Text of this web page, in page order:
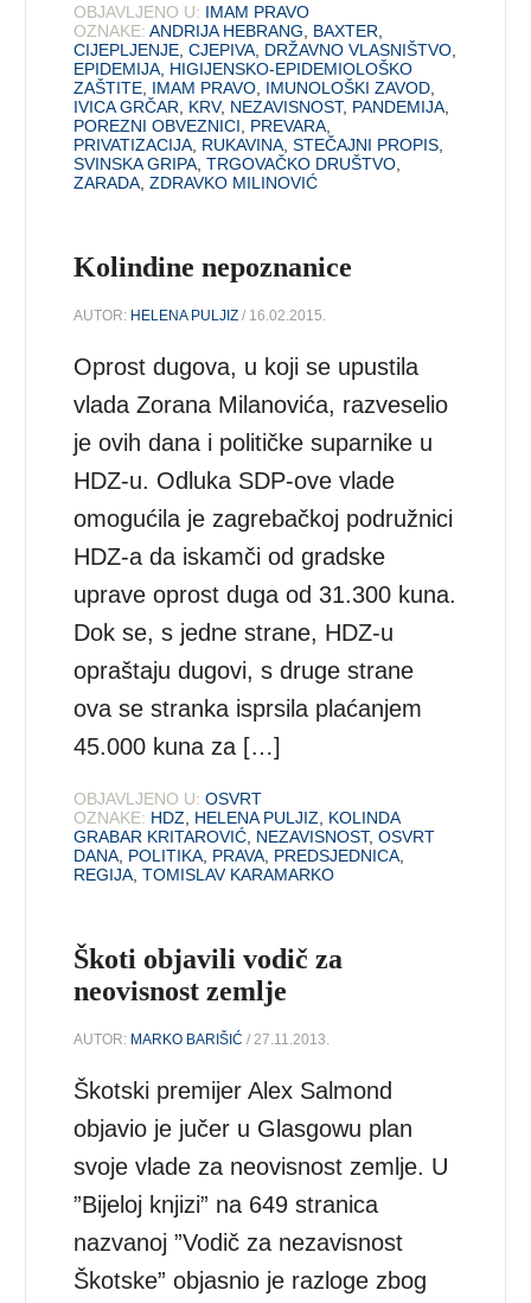
OBJAVLJENO U: IMAM PRAVO
OZNAKE: ANDRIJA HEBRANG BAXTER
CIJEPLJENJE ,CJEPIVA DRŽAVNO VLASNIŠTVO
EPIDEMIJA HIGIJENSKO-EPIDEMIOLOŠKO
ZAŠTITE IMAM PRAVO IMUNOLOŠKI ZAVOD
IVICA GRČAR
KRV, NEZAVISNOST, PANDEMIJA
POREZNI OBVEZNICI
PREVARA
PRIVATIZACIJA RUKAVINA ,STEČAJNI PROPIS
SVINSKA GRIPA ,TRGOVAČKO DRUŠTVO
ZARADA ,ZDRAVKO MILINOVIĆ
Kolindine nepoznanice
AUTOR: HELENA PULJIZ / 16.02.2015.
Oprost dugova, u koji se upustila
vlada Zorana Milanovića, razveselio
je ovih dana i političke suparnike u
HDZ-u. Odluka SDP-ove vlade
omogućila je zagrebačkoj podružnici
HDZ-a da iskamči od gradske
uprave oprost duga od 31.300 kuna.
Dok se, s jedne strane, HDZ-u
opraštaju dugovi, s druge strane
ova se stranka isprsila plaćanjem
45.000 kuna za […]
OBJAVLJENO U: OSVRT
OZNAKE: HDZ HELENA PULJIZ
KOLINDA
GRABAR KRITAROVIĆ NEZAVISNOST,OSVRT
DANA POLITIKA PRAVA PREDSJEDNICA
REGIJA ,TOMISLAV KARAMARKO
Škoti objavili vodič za
neovisnost zemlje
AUTOR: MARKO BARIŠIĆ / 27.11.2013.
Škotski premijer Alex Salmond
objavio je jučer u Glasgowu plan
svoje vlade za neovisnost zemlje. U
”Bijeloj knjizi” na 649 stranica
nazvanoj ”Vodič za nezavisnost
Škotske” objasnio je razloge zbog